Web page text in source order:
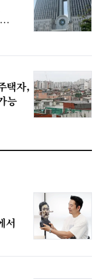
…
택자,
능
서